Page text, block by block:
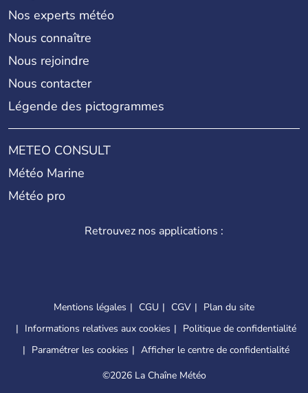
Nos experts météo
Nous connaître
Nous rejoindre
Nous contacter
Légende des pictogrammes
METEO CONSULT
Météo Marine
Météo pro
Retrouvez nos applications :
Mentions légales CGU CGV
Plan du site
Informations relatives aux cookies
Politique de confidentialité
Paramétrer les cookies
Afficher le centre de confidentialité
©2026 La Chaîne Météo